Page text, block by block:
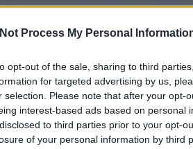
Process My Personal
opt-out of the sale, sharing to third
for targeted advertising by us,
selection. Please note that after your opt-
interest-based ads based on personal
to third parties prior to your opt-
of your personal information by third
kár volt kihagyni. Ismét az ő
hogy bemutassam a házat,